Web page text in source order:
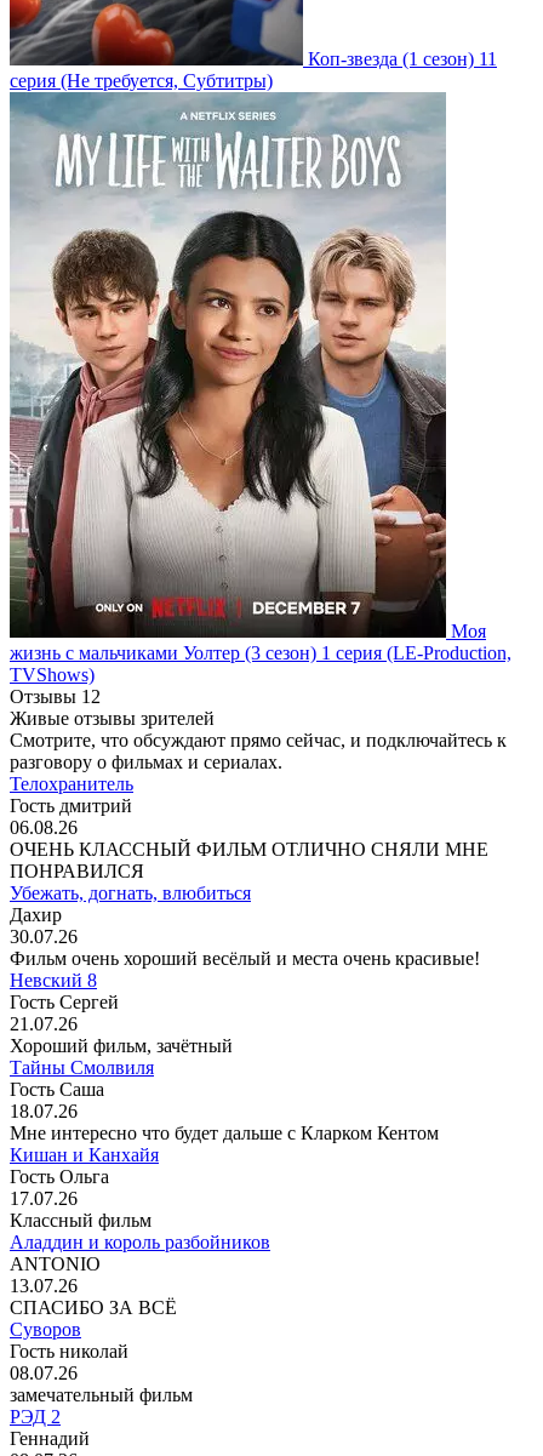
Коп-звезда (1 сезон) 11
серия (Не требуется, Субтитры)
Моя
жизнь с мальчиками Уолтер (3 сезон) 1 серия (LE-Production,
TVShows)
Отзывы 12
Живые отзывы зрителей
Смотрите, что обсуждают прямо сейчас, и подключайтесь к
разговору о фильмах и сериалах.
Телохранитель
Гость дмитрий
06.08.26
ОЧЕНЬ КЛАССНЫЙ ФИЛЬМ ОТЛИЧНО СНЯЛИ МНЕ
ПОНРАВИЛСЯ
Убежать, догнать, влюбиться
Дахир
30.07.26
Фильм очень хороший весёлый и места очень красивые!
Невский 8
Гость Сергей
21.07.26
Хороший фильм, зачётный
Тайны Смолвиля
Гость Саша
18.07.26
Мне интересно что будет дальше с Кларком Кентом
Кишан и Канхайя
Гость Ольга
17.07.26
Классный фильм
Аладдин и король разбойников
ANTONIO
13.07.26
СПАСИБО ЗА ВСЁ
Суворов
Гость николай
08.07.26
замечательный фильм
РЭД 2
Геннадий